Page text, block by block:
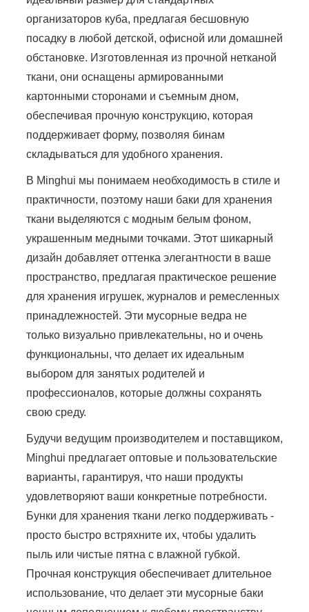
организаторов куба, предлагая бесшовную
посадку в любой детской, офисной или домашней
обстановке. Изготовленная из прочной нетканой
ткани, они оснащены армированными
картонными сторонами и съемным дном,
обеспечивая прочную конструкцию, которая
поддерживает форму, позволяя бинам
складываться для удобного хранения.
В Minghui мы понимаем необходимость в стиле и
практичности, поэтому наши баки для хранения
ткани выделяются с модным белым фоном,
украшенным медными точками. Этот шикарный
дизайн добавляет оттенка элегантности в ваше
пространство, предлагая практическое решение
для хранения игрушек, журналов и ремесленных
принадлежностей. Эти мусорные ведра не
только визуально привлекательны, но и очень
функциональны, что делает их идеальным
выбором для занятых родителей и
профессионалов, которые должны сохранять
свою среду.
Будучи ведущим производителем и поставщиком,
Minghui предлагает оптовые и пользовательские
варианты, гарантируя, что наши продукты
удовлетворяют ваши конкретные потребности.
Бунки для хранения ткани легко поддерживать -
просто быстро встряхните их, чтобы удалить
пыль или чистые пятна с влажной губкой.
Прочная конструкция обеспечивает длительное
использование, что делает эти мусорные баки